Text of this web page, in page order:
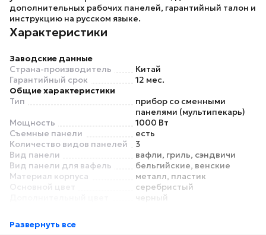
дополнительных рабочих панелей, гарантийный талон и
инструкцию на русском языке.
Характеристики
Заводские данные
Страна-производитель
Китай
Гарантийный срок
12 мес.
Общие характеристики
Тип
прибор со сменными
панелями (мультипекарь)
Мощность
1000 Вт
Съемные панели
есть
Количество видов панелей
3
Вид панели
вафли, гриль, сэндвичи
Вид панели для вафель
бельгийские, венские
Материал корпуса
металл, пластик
Основной цвет
серебристый
черный
Таймер
Развернуть все